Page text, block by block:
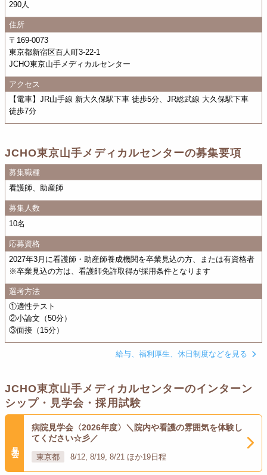
290人
住所
〒169-0073
東京都新宿区百人町3-22-1
JCHO東京山手メディカルセンター
アクセス
【電車】JR山手線 新大久保駅下車 徒歩5分、JR総武線 大久保駅下車
徒歩7分
JCHO東京山手メディカルセンターの募集要項
募集職種
看護師、助産師
募集人数
10名
応募資格
2027年3月に看護師・助産師養成機関を卒業見込の方、または有資格者
※卒業見込の方は、看護師免許取得が採用条件となります
選考方法
①適性テスト
②小論文（50分）
③面接（15分）
給与、福利厚生、休日制度などを見る
JCHO東京山手メディカルセンターのインターン
シップ・見学会・採用試験
病院見学会〈2026年度〉＼院内や看護の雰囲気を体験し
てください☆彡／
東京都 8/12, 8/19, 8/21 ほか19日程